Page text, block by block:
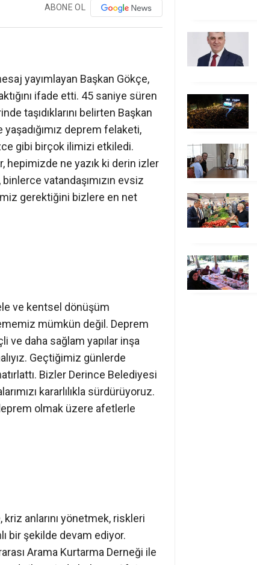
ABONE OL
yayımlayan Başkan Gökçe,
ifade etti. 45 saniye süren
taşıdıklarını belirten Başkan
deprem felaketi,
gibi birçok ilimizi etkiledi.
hepimizde ne yazık ki derin izler
vatandaşımızın evsiz
gerektiğini bizlere en net
ve kentsel dönüşüm
mümkün değil. Deprem
ve daha sağlam yapılar inşa
Geçtiğimiz günlerde
Bizler Derince Belediyesi
kararlılıkla sürdürüyoruz.
olmak üzere afetlerle
anlarını yönetmek, riskleri
bir şekilde devam ediyor.
Arama Kurtarma Derneği ile